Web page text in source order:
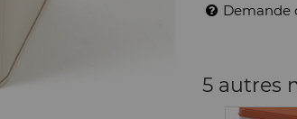
Demande
5 autres